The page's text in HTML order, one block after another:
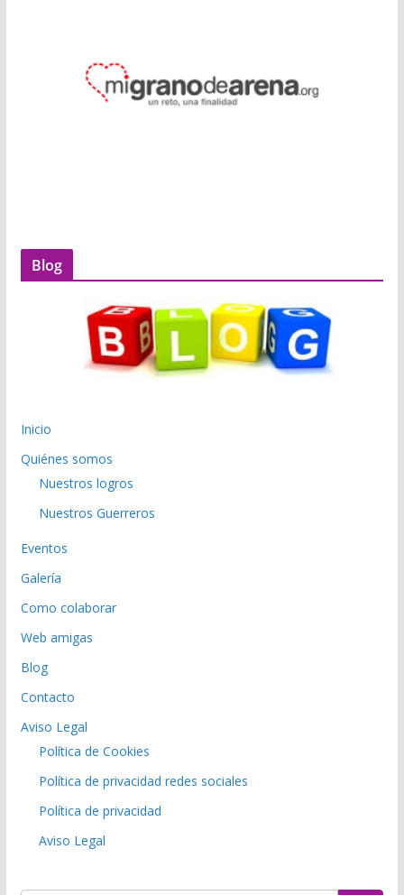
Blog
Inicio
Quiénes somos
Nuestros logros
Nuestros Guerreros
Eventos
Galería
Como colaborar
Web amigas
Blog
Contacto
Aviso Legal
Política de Cookies
Política de privacidad redes sociales
Política de privacidad
Aviso Legal